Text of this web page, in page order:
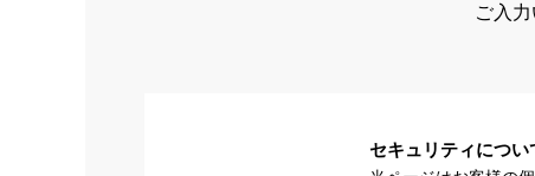
ご入
セキュリティについ